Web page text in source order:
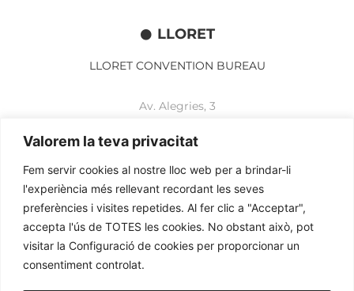
Valorem la teva privacitat
Fem servir cookies al nostre lloc web per a brindar-li
l'experiència més rellevant recordant les seves
preferències i visites repetides. Al fer clic a "Acceptar",
accepta l'ús de TOTES les cookies. No obstant això, pot
visitar la Configuració de cookies per proporcionar un
consentiment controlat.
LLORET
LLORET CONVENTION BUREAU
Av. Alegries, 3
+34 972 365 788
www.lloretcb.org
Avertissement juridique
Politique de confidentialité
Politique de cookies